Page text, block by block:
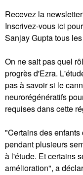
Recevez la
Inscrivez-vous ici
Sanjay Gupta tous
On ne sait pas quel
progrès d'Ezra.
pas à savoir si le
neurorégénératifs
requises dans cette
"Certains des
pendant plusieurs
à l'étude. Et certains
amélioration", a